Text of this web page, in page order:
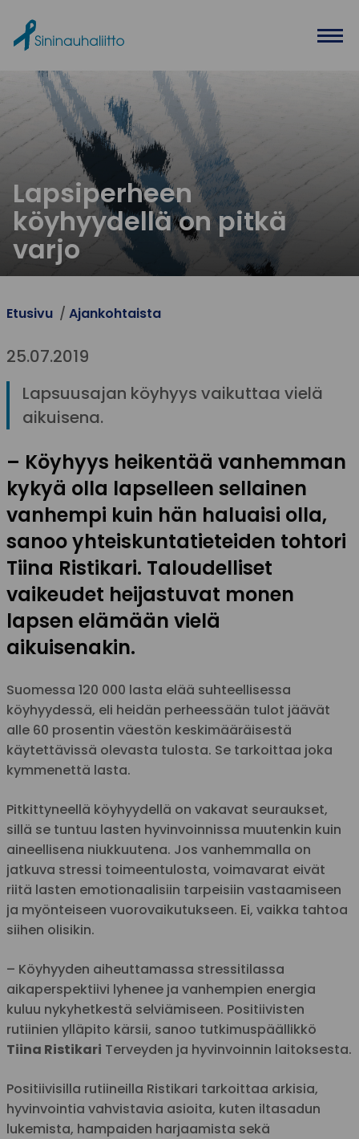
Lapsiperheen
köyhyydellä on pitkä
varjo
Etusivu Ajankohtaista
25.07.2019
Lapsuusajan köyhyys vaikuttaa vielä
aikuisena.
– Köyhyys heikentää vanhemman
kykyä olla lapselleen sellainen
vanhempi kuin hän haluaisi olla,
sanoo yhteiskuntatieteiden tohtori
Tiina Ristikari. Taloudelliset
vaikeudet heijastuvat monen
lapsen elämään vielä
aikuisenakin.
Suomessa 120 000 lasta elää suhteellisessa
köyhyydessä, eli heidän perheessään tulot jäävät
alle 60 prosentin väestön keskimääräisestä
käytettävissä olevasta tulosta. Se tarkoittaa joka
kymmenettä lasta.
Pitkittyneellä köyhyydellä on vakavat seuraukset,
sillä se tuntuu lasten hyvinvoinnissa muutenkin kuin
aineellisena niukkuutena. Jos vanhemmalla on
jatkuva stressi toimeentulosta, voimavarat eivät
riitä lasten emotionaalisiin tarpeisiin vastaamiseen
ja myönteiseen vuorovaikutukseen. Ei, vaikka tahtoa
siihen olisikin.
– Köyhyyden aiheuttamassa stressitilassa
aikaperspektiivi lyhenee ja vanhempien energia
kuluu nykyhetkestä selviämiseen. Positiivisten
rutiinien ylläpito kärsii, sanoo tutkimuspäällikkö
Tiina Ristikari Terveyden ja hyvinvoinnin laitoksesta.
Positiivisilla rutiineilla Ristikari tarkoittaa arkisia,
hyvinvointia vahvistavia asioita, kuten iltasadun
lukemista, hampaiden harjaamista sekä